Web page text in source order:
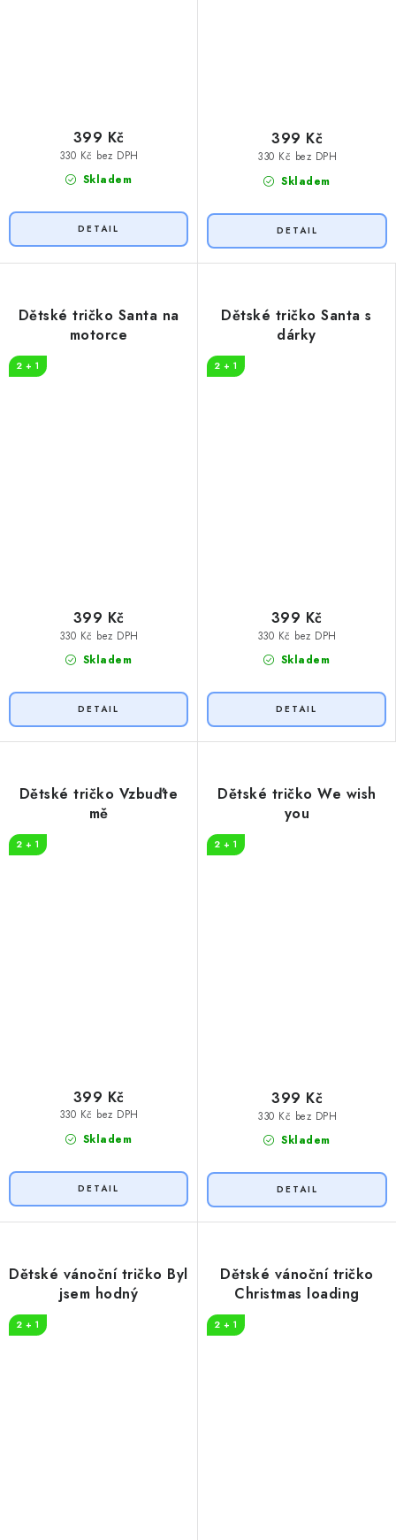
Skladem
330 Kč bez DPH
399 Kč
Skladem
330 Kč bez DPH
399 Kč
Dětské tričko Santa na
motorce
2 + 1
Skladem
330 Kč bez DPH
399 Kč
Dětské tričko Santa s
dárky
2 + 1
Skladem
330 Kč bez DPH
399 Kč
Dětské tričko Vzbuďte
mě
2 + 1
Skladem
330 Kč bez DPH
399 Kč
Dětské tričko We wish
you
2 + 1
Skladem
330 Kč bez DPH
399 Kč
Dětské vánoční tričko Byl
jsem hodný
2 + 1
Dětské vánoční tričko
Christmas loading
2 + 1